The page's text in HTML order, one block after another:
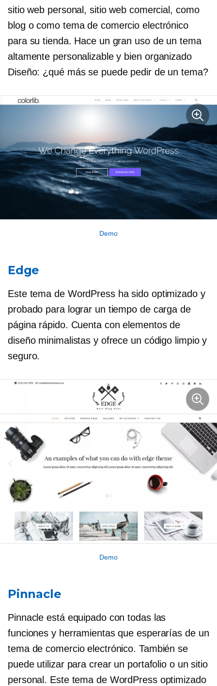
sitio web personal, sitio web comercial, como
blog o como tema de comercio electrónico
para su tienda. Hace un gran uso de un tema
altamente personalizable y bien organizado
Diseño: ¿qué más se puede pedir de un tema?
Demo
Edge
Este tema de WordPress ha sido optimizado y
probado para lograr un tiempo de carga de
página rápido. Cuenta con elementos de
diseño minimalistas y ofrece un código limpio y
seguro.
Demo
Pinnacle
Pinnacle está equipado con todas las
funciones y herramientas que esperarías de un
tema de comercio electrónico. También se
puede utilizar para crear un portafolio o un sitio
personal. Este tema de WordPress optimizado